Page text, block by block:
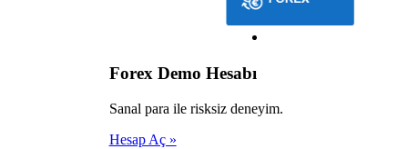
Forex Demo Hesabı
Sanal para ile risksiz deneyim.
Hesap Aç »